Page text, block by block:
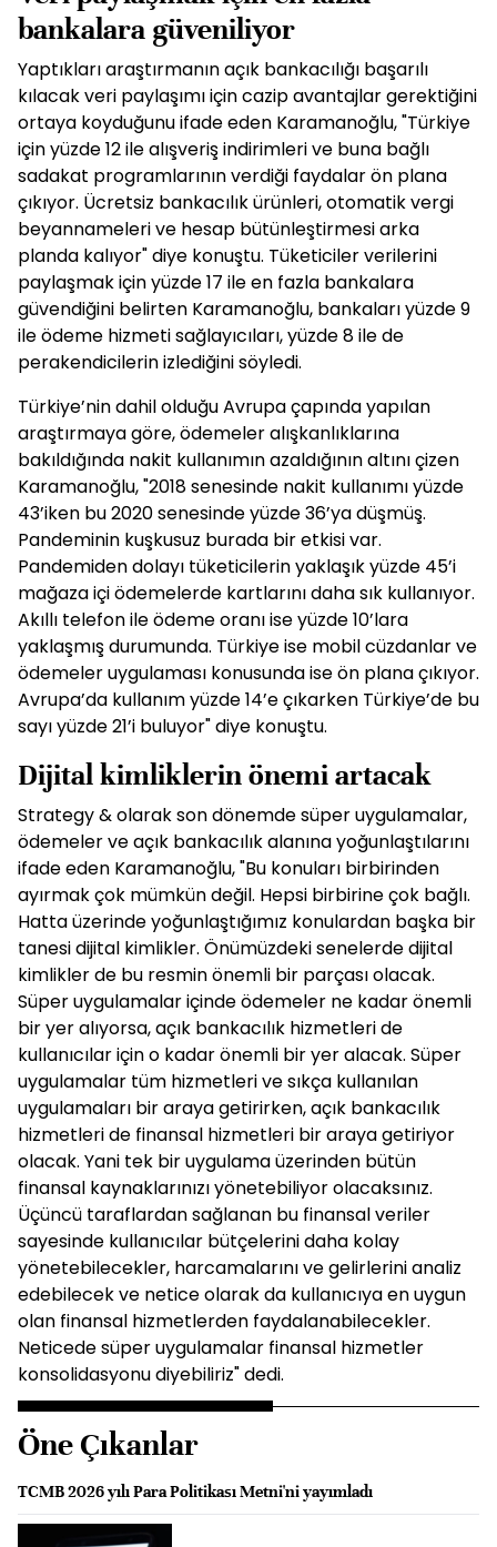
bankalara güveniliyor
Yaptıkları araştırmanın açık bankacılığı başarılı
kılacak veri paylaşımı için cazip avantajlar gerektiğini
ortaya koyduğunu ifade eden Karamanoğlu, "Türkiye
için yüzde 12 ile alışveriş indirimleri ve buna bağlı
sadakat programlarının verdiği faydalar ön plana
çıkıyor. Ücretsiz bankacılık ürünleri, otomatik vergi
beyannameleri ve hesap bütünleştirmesi arka
planda kalıyor" diye konuştu. Tüketiciler verilerini
paylaşmak için yüzde 17 ile en fazla bankalara
güvendiğini belirten Karamanoğlu, bankaları yüzde 9
ile ödeme hizmeti sağlayıcıları, yüzde 8 ile de
perakendicilerin izlediğini söyledi.
Türkiye’nin dahil olduğu Avrupa çapında yapılan
araştırmaya göre, ödemeler alışkanlıklarına
bakıldığında nakit kullanımın azaldığının altını çizen
Karamanoğlu, "2018 senesinde nakit kullanımı yüzde
43’iken bu 2020 senesinde yüzde 36’ya düşmüş.
Pandeminin kuşkusuz burada bir etkisi var.
Pandemiden dolayı tüketicilerin yaklaşık yüzde 45’i
mağaza içi ödemelerde kartlarını daha sık kullanıyor.
Akıllı telefon ile ödeme oranı ise yüzde 10’lara
yaklaşmış durumunda. Türkiye ise mobil cüzdanlar ve
ödemeler uygulaması konusunda ise ön plana çıkıyor.
Avrupa’da kullanım yüzde 14’e çıkarken Türkiye’de bu
sayı yüzde 21’i buluyor" diye konuştu.
Dijital kimliklerin önemi artacak
Strategy & olarak son dönemde süper uygulamalar,
ödemeler ve açık bankacılık alanına yoğunlaştılarını
ifade eden Karamanoğlu, "Bu konuları birbirinden
ayırmak çok mümkün değil. Hepsi birbirine çok bağlı.
Hatta üzerinde yoğunlaştığımız konulardan başka bir
tanesi dijital kimlikler. Önümüzdeki senelerde dijital
kimlikler de bu resmin önemli bir parçası olacak.
Süper uygulamalar içinde ödemeler ne kadar önemli
bir yer alıyorsa, açık bankacılık hizmetleri de
kullanıcılar için o kadar önemli bir yer alacak. Süper
uygulamalar tüm hizmetleri ve sıkça kullanılan
uygulamaları bir araya getirirken, açık bankacılık
hizmetleri de finansal hizmetleri bir araya getiriyor
olacak. Yani tek bir uygulama üzerinden bütün
finansal kaynaklarınızı yönetebiliyor olacaksınız.
Üçüncü taraflardan sağlanan bu finansal veriler
sayesinde kullanıcılar bütçelerini daha kolay
yönetebilecekler, harcamalarını ve gelirlerini analiz
edebilecek ve netice olarak da kullanıcıya en uygun
olan finansal hizmetlerden faydalanabilecekler.
Neticede süper uygulamalar finansal hizmetler
konsolidasyonu diyebiliriz" dedi.
Öne Çıkanlar
TCMB 2026 yılı Para Politikası Metni'ni yayımladı